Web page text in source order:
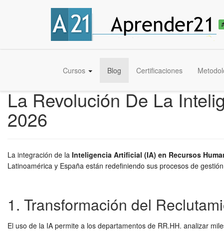
Cursos Blog Certificaciones
La Revolución De La
2026
La integración de la Inteligencia Artificial (IA) en Recursos
Latinoamérica y España están redefiniendo sus procesos de
1. Transformación del
El uso de la IA permite a los departamentos de RR.HH. analizar